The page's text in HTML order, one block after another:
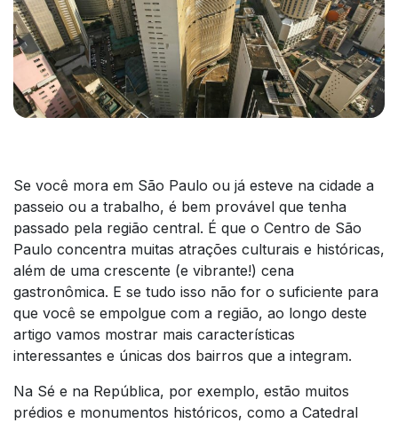
Se você mora em São Paulo ou já esteve na cidade a
passeio ou a trabalho, é bem provável que tenha
passado pela região central. É que o Centro de São
Paulo concentra muitas atrações culturais e históricas,
além de uma crescente (e vibrante!) cena
gastronômica. E se tudo isso não for o suficiente para
que você se empolgue com a região, ao longo deste
artigo vamos mostrar mais características
interessantes e únicas dos bairros que a integram.
Na Sé e na República, por exemplo, estão muitos
prédios e monumentos históricos, como a Catedral